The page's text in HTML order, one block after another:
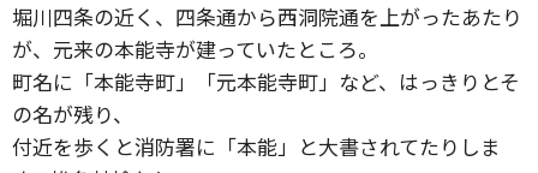
堀川四条の近く、四条通から西洞院通を上がったあたり
が、元来の本能寺が建っていたところ。
町名に「本能寺町」「元本能寺町」など、はっきりとそ
の名が残り、
付近を歩くと消防署に「本能」と大書されてたりしま